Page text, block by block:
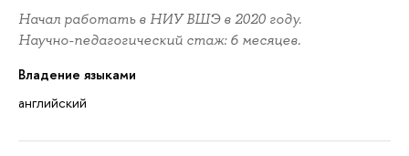
Начал работать в НИУ ВШЭ в 2020 году.
Научно-педагогический стаж: 6 месяцев.
Владение языками
английский